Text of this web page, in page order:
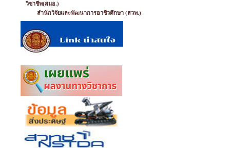
วิชาชีพ(สมอ.)
สำนักวิจัยและพัฒนาการอาชีวศึกษา (สวพ.)